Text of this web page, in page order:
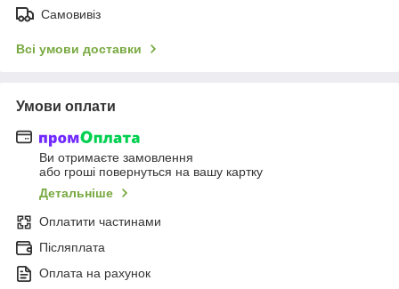
Самовивіз
Всі умови доставки
Умови оплати
Ви отримаєте замовлення
або гроші повернуться на вашу картку
Детальніше
Оплатити частинами
Післяплата
Оплата на рахунок